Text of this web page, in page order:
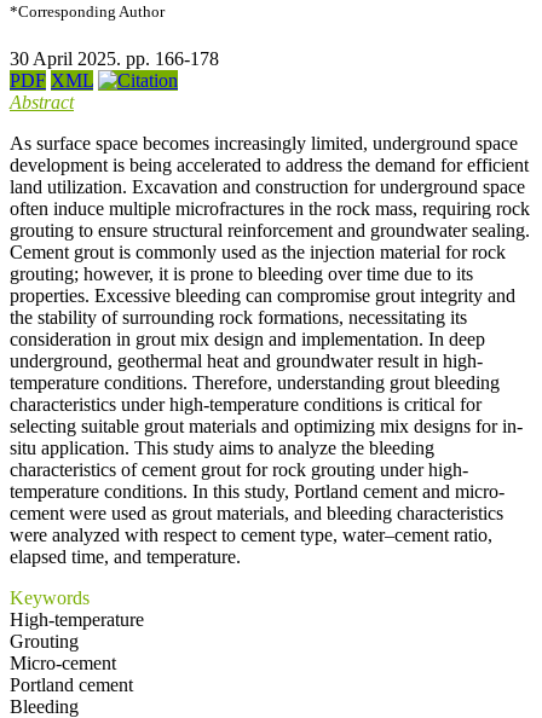
*Corresponding Author
30 April 2025. pp. 166-178
PDF XML
Abstract
As surface space becomes increasingly limited, underground space
development is being accelerated to address the demand for efficient
land utilization. Excavation and construction for underground space
often induce multiple microfractures in the rock mass, requiring rock
grouting to ensure structural reinforcement and groundwater sealing.
Cement grout is commonly used as the injection material for rock
grouting; however, it is prone to bleeding over time due to its
properties. Excessive bleeding can compromise grout integrity and
the stability of surrounding rock formations, necessitating its
consideration in grout mix design and implementation. In deep
underground, geothermal heat and groundwater result in high-
temperature conditions. Therefore, understanding grout bleeding
characteristics under high-temperature conditions is critical for
selecting suitable grout materials and optimizing mix designs for in-
situ application. This study aims to analyze the bleeding
characteristics of cement grout for rock grouting under high-
temperature conditions. In this study, Portland cement and micro-
cement were used as grout materials, and bleeding characteristics
were analyzed with respect to cement type, water–cement ratio,
elapsed time, and temperature.
Keywords
High-temperature
Grouting
Micro-cement
Portland cement
Bleeding